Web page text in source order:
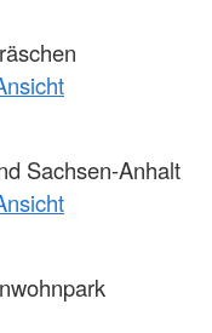
Sachsen-Anhalt